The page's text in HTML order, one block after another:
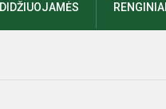
DIDŽIUOJAMĖS RENGINIAI